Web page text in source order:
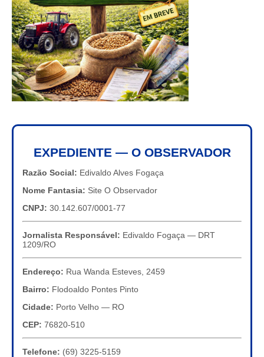
EXPEDIENTE — O OBSERVADOR
Razão Social: Edivaldo Alves Fogaça
Nome Fantasia: Site O Observador
CNPJ: 30.142.607/0001-77
Jornalista Responsável: Edivaldo Fogaça — DRT
1209/RO
Endereço: Rua Wanda Esteves, 2459
Bairro: Flodoaldo Pontes Pinto
Cidade: Porto Velho — RO
CEP: 76820-510
Telefone: (69) 3225-5159